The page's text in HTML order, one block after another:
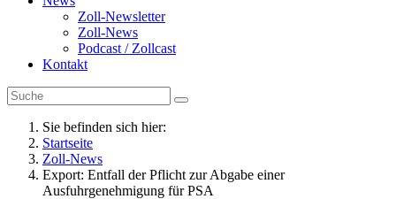
Zoll-Newsletter
Zoll-News
Podcast / Zollcast
Kontakt
Sie befinden sich hier:
Startseite
Zoll-News
Export: Entfall der Pflicht zur Abgabe einer
Ausfuhrgenehmigung für PSA